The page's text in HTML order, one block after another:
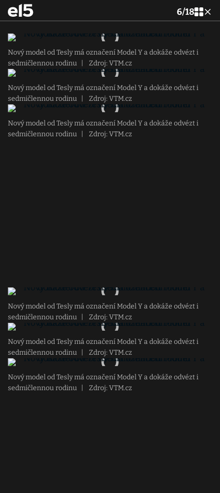
6/18
Nový model od Tesly má označení Model Y a dokáže odvézt i
sedmičlennou rodinu
Zdroj: VTM.cz
Nový model od Tesly má označení Model Y a dokáže odvézt i
sedmičlennou rodinu
Zdroj: VTM.cz
Nový model od Tesly má označení Model Y a dokáže odvézt i
sedmičlennou rodinu
Zdroj: VTM.cz
Nový model od Tesly má označení Model Y a dokáže odvézt i
sedmičlennou rodinu
Zdroj: VTM.cz
Nový model od Tesly má označení Model Y a dokáže odvézt i
sedmičlennou rodinu
Zdroj: VTM.cz
Nový model od Tesly má označení Model Y a dokáže odvézt i
sedmičlennou rodinu
Zdroj: VTM.cz